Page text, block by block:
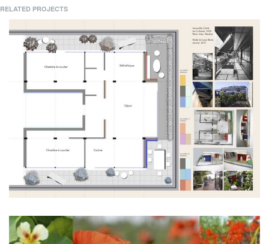
RELATED PROJECTS